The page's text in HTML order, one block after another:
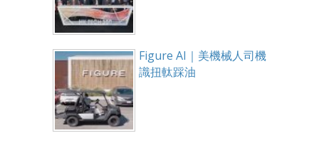
Figure AI｜美機械人司機
識扭軚踩油